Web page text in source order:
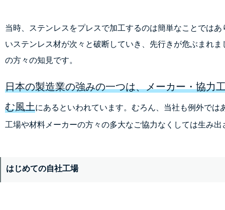
当時、ステンレスをプレスで加工するのは簡単なことでは
いステンレス材が次々と破断していき、先行きが危ぶまれ
の方々の知見です。
日本の製造業の強みの一つは、メーカー・協力
む風土にあるといわれています。むろん、当社も例外で
工場や材料メーカーの方々の多大なご協力なくしては生み
はじめての自社工場